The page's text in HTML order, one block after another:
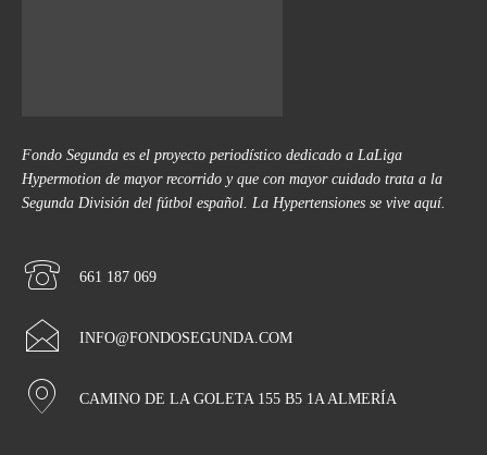
Fondo Segunda es el proyecto periodístico dedicado a LaLiga
Hypermotion de mayor recorrido y que con mayor cuidado trata a la
Segunda División del fútbol español. La Hypertensiones se vive aquí.
661 187 069
INFO@FONDOSEGUNDA.COM
CAMINO DE LA GOLETA 155 B5 1A ALMERÍA